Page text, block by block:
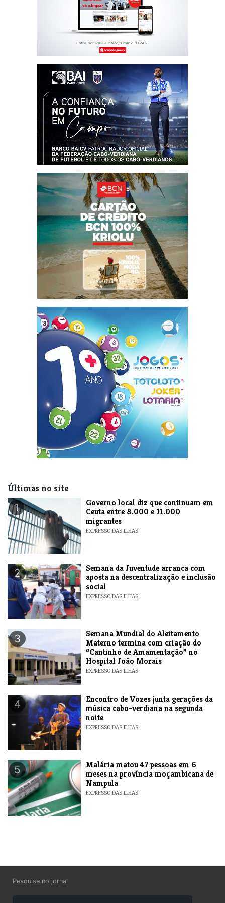
Últimas no site
1
​Governo local diz que continuam em
Ceuta entre 8.000 e 11.000
migrantes
EXPRESSO DAS ILHAS
2
Semana da Juventude arranca com
aposta na descentralização e inclusão
social
EXPRESSO DAS ILHAS
3
Semana Mundial do Aleitamento
Materno termina com criação do
“Cantinho de Amamentação” no
Hospital João Morais
EXPRESSO DAS ILHAS
4
Encontro de Vozes junta gerações da
música cabo-verdiana na segunda
noite
EXPRESSO DAS ILHAS
5
​Malária matou 47 pessoas em 6
meses na província moçambicana de
Nampula
EXPRESSO DAS ILHAS
Pesquise no jornal